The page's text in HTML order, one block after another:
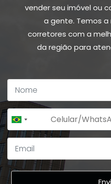
vender seu imóvel ou
a gente. Temos
corretores com a
da região para
Brazil
+55